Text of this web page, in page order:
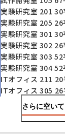
実験研究室 201
実験研究室 205
実験研究室 301
実験研究室 302
実験研究室 303
実験研究室 304
ITオフィス 211
ITオフィス 305
さらに空い